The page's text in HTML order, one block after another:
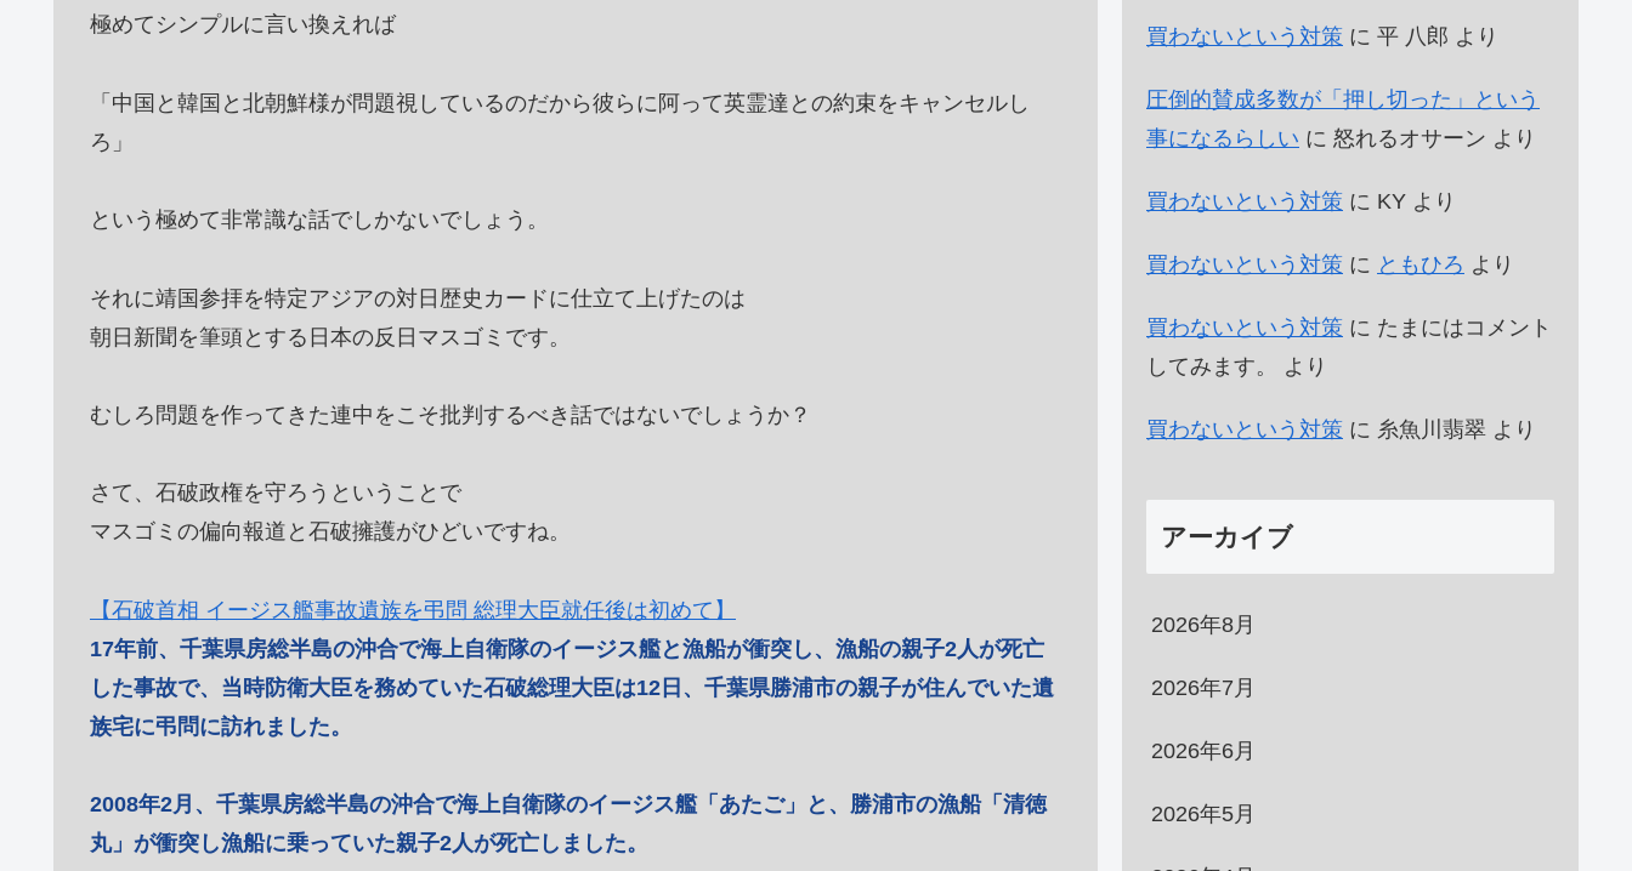
極めてシンプルに言い換えれば
「中国と韓国と北朝鮮様が問題視しているのだから彼らに阿って英霊達との約束をキャンセルし
ろ」
という極めて非常識な話でしかないでしょう。
それに靖国参拝を特定アジアの対日歴史カードに仕立て上げたのは
朝日新聞を筆頭とする日本の反日マスゴミです。
むしろ問題を作ってきた連中をこそ批判するべき話ではないでしょうか？
さて、石破政権を守ろうということで
マスゴミの偏向報道と石破擁護がひどいですね。
【石破首相 イージス艦事故遺族を弔問 総理大臣就任後は初めて】
17年前、千葉県房総半島の沖合で海上自衛隊のイージス艦と漁船が衝突し、漁船の親子2人が死亡
した事故で、当時防衛大臣を務めていた石破総理大臣は12日、千葉県勝浦市の親子が住んでいた遺
族宅に弔問に訪れました。
2008年2月、千葉県房総半島の沖合で海上自衛隊のイージス艦「あたご」と、勝浦市の漁船「清徳
丸」が衝突し漁船に乗っていた親子2人が死亡しました。
買わないという対策 に 平 八郎 より
圧倒的賛成多数が「押し切った」という
事になるらしい に 怒れるオサーン より
買わないという対策 に KY より
買わないという対策 に ともひろ より
買わないという対策 に たまにはコメント
してみます。
より
買わないという対策 に 糸魚川翡翠 より
アーカイブ
2026年8月
2026年7月
2026年6月
2026年5月